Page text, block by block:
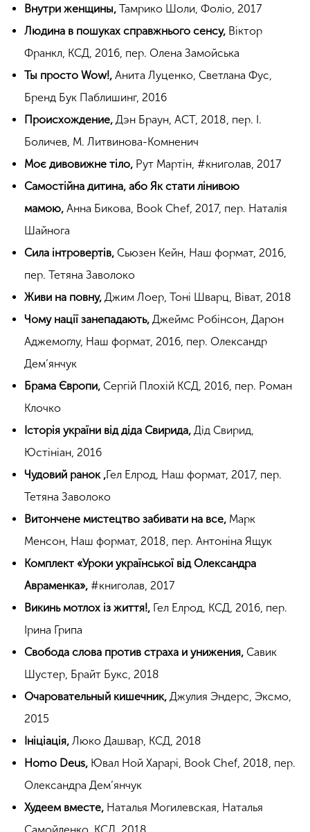
Внутри женщины, Тамрико Шоли, Фоліо, 2017
Людина в пошуках справжнього сенсу, Віктор
Франкл, КСД, 2016, пер. Олена Замойська
Ты просто Wow!, Анита Луценко, Светлана Фус,
Бренд Бук Паблишинг, 2016
Происхождение, Дэн Браун, АСТ, 2018, пер. І.
Боличев, М. Литвинова-Комненич
Моє дивовижне тіло, Рут Мартін, #книголав, 2017
Самостійна дитина, або Як стати лінивою
мамою, Анна Бикова, Book Chef, 2017, пер. Наталія
Шайнога
Сила інтровертів, Сьюзен Кейн, Наш формат, 2016,
пер. Тетяна Заволоко
Живи на повну, Джим Лоер, Тоні Шварц, Віват, 2018
Чому нації занепадають, Джеймс Робінсон, Дарон
Аджемоґлу, Наш формат, 2016, пер. Олександр
Дем’янчук
Брама Європи, Сергій Плохій КСД, 2016, пер. Роман
Клочко
Історія україни від діда Свирида, Дід Свирид,
Юстініан, 2016
Чудовий ранок ,Гел Елрод, Наш формат, 2017, пер.
Тетяна Заволоко
Витончене мистецтво забивати на все, Марк
Менсон, Наш формат, 2018, пер. Антоніна Ящук
Комплект «Уроки української від Олександра
Авраменка», #книголав, 2017
Викинь мотлох із життя!, Гел Елрод, КСД, 2016, пер.
Ірина Грипа
Свобода слова против страха и унижения, Савик
Шустер, Брайт Букс, 2018
Очаровательный кишечник, Джулия Эндерс, Эксмо,
2015
Ініціація, Люко Дашвар, КСД, 2018
Homo Deus, Ювал Ной Харарі, Book Chef, 2018, пер.
Олександра Дем’янчук
Худеем вместе, Наталья Могилевская, Наталья